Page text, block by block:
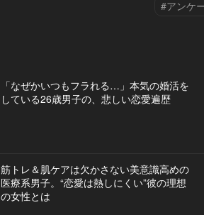
#アンケ
「なぜかいつもフラれる…」本気の婚活を
している26歳男子の、悲しい恋愛遍歴
筋トレ＆肌ケアは欠かさない美意識高めの
医療系男子。“恋愛は熱しにくい”彼の理想
の女性とは